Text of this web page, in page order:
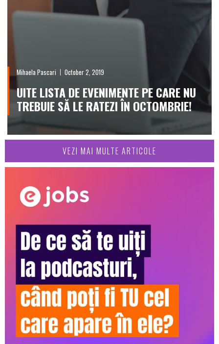
Mihaela Pascari October 2, 2019
UITE LISTA DE EVENIMENTE PE CARE NU
TREBUIE SĂ LE RATEZI ÎN OCTOMBRIE!
VEZI MAI MULTE ARTICOLE